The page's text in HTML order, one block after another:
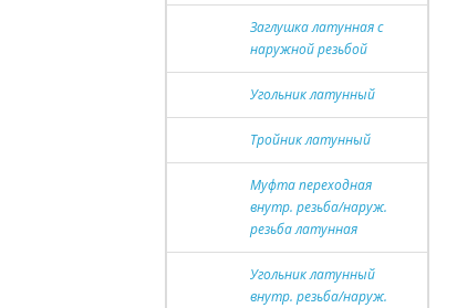
Заглушка латунная с
наружной резьбой
Угольник латунный
Тройник латунный
Муфта переходная
внутр. резьба/наруж.
резьба латунная
Угольник латунный
внутр. резьба/наруж.